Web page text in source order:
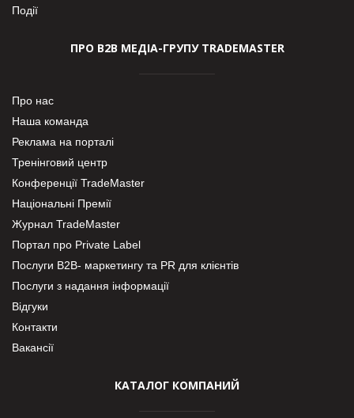
Події
ПРО В2В МЕДІА-ГРУПУ TRADEMASTER
Про нас
Наша команда
Реклама на порталі
Тренінговий центр
Конференції TradeMaster
Національні Премії
Журнал TradeMaster
Портал про Private Label
Послуги В2В- маркетингу та PR для клієнтів
Послуги з надання інформації
Відгуки
Контакти
Вакансії
КАТАЛОГ КОМПАНИЙ